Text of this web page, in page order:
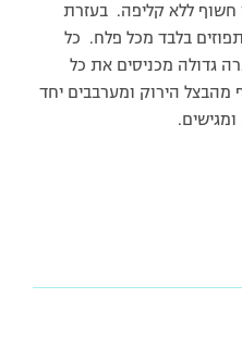
חשוף ללא קליפה. בעזרת
בלבד מכל פלח. כל
גדולה מכניסים את כל
מהבצל הירוק ומערבבים יחד